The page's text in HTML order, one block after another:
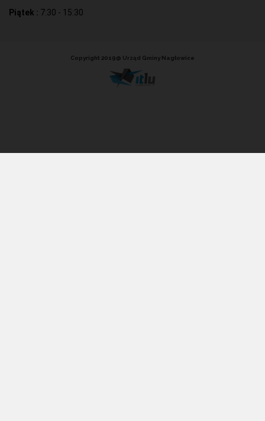
Piątek : 7:30 - 15:30
Copyright 2019@ Urząd Gminy Nagłowice